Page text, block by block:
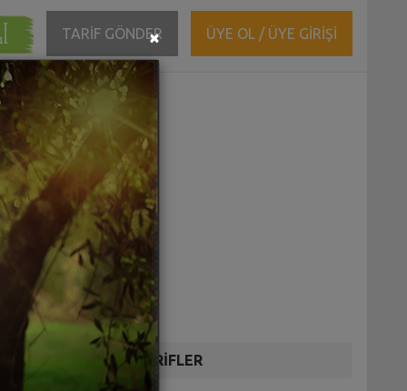
TARİF GÖNDER ÜYE OL / ÜYE GİRİŞİ
DİĞER TARİFLER
×Close